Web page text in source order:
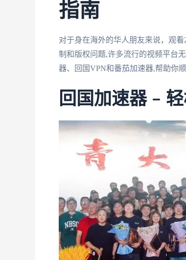
指南
对于身在海外的华人朋友来说，观
制和版权问题,许多流行的视频平台
器、回国VPN和番茄加速器,帮助你
回国加速器 –